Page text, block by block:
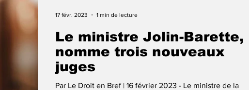
Le ministre Jolin-Barette,
nomme trois nouveaux
juges
Par Le Droit en Bref | 16 février 2023 - Le ministre de la
17 févr. 2023 1 min de lecture